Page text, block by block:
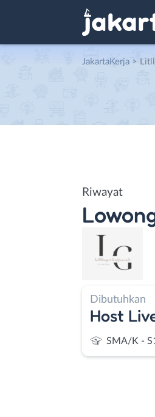
JakartaKerja >
Riwayat
Dibutuhkan
Host
SMA/K -